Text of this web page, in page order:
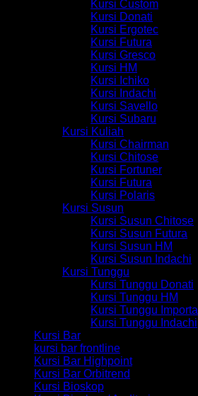
Kursi Custom
Kursi Donati
Kursi Ergotec
Kursi Futura
Kursi Gresco
Kursi HM
Kursi Ichiko
Kursi Indachi
Kursi Savello
Kursi Subaru
Kursi Kuliah
Kursi Chairman
Kursi Chitose
Kursi Fortuner
Kursi Futura
Kursi Polaris
Kursi Susun
Kursi Susun Chitose
Kursi Susun Futura
Kursi Susun HM
Kursi Susun Indachi
Kursi Tunggu
Kursi Tunggu Donati
Kursi Tunggu HM
Kursi Tunggu Importa
Kursi Tunggu Indachi
Kursi Bar
kursi bar frontline
Kursi Bar Highpoint
Kursi Bar Orbitrend
Kursi Bioskop